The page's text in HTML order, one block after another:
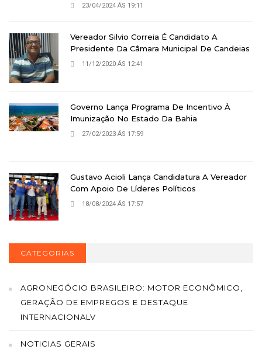
23/04/2024 ÁS 19:11
Vereador Silvio Correia É Candidato A
Presidente Da Câmara Municipal De Candeias
11/12/2020 ÁS 12:41
Governo Lança Programa De Incentivo À
Imunização No Estado Da Bahia
27/02/2023 ÁS 17:59
Gustavo Acioli Lança Candidatura A Vereador
Com Apoio De Líderes Políticos
18/08/2024 ÁS 17:57
CATEGORIAS
AGRONEGÓCIO BRASILEIRO: MOTOR ECONÔMICO,
GERAÇÃO DE EMPREGOS E DESTAQUE
INTERNACIONALV
NOTICIAS GERAIS